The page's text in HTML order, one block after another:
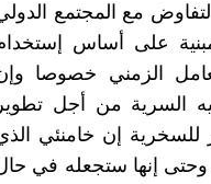
مع المجتمع
مبنية على أساس
الزمني خصوصا
السرية من أجل تطوير
للسخرية إن خامنئي
وحتى إنها ستجعله في